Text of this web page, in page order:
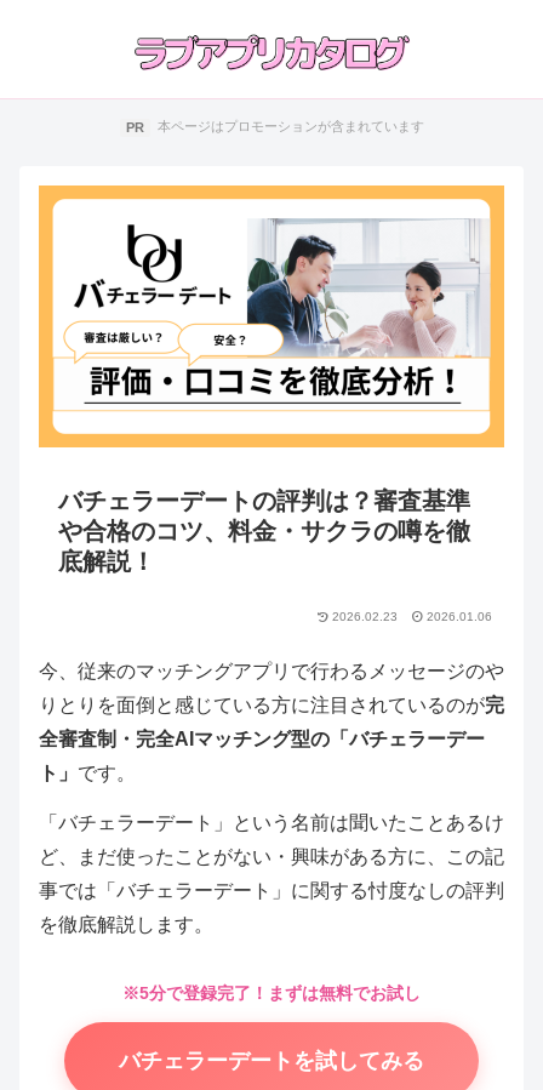
本ページはプロモーションが含まれています
バチェラーデートの評判は？審査基準
や合格のコツ、料金・サクラの噂を徹
底解説！
2026.02.23 2026.01.06
今、従来のマッチングアプリで行わるメッセージのや
りとりを面倒と感じている方に注目されているのが完
全審査制・完全AIマッチング型の「バチェラーデー
ト」 です。
「バチェラーデート」という名前は聞いたことあるけ
ど、まだ使ったことがない・興味がある方に、この記
事では「バチェラーデート」に関する忖度なしの評判
を徹底解説します。
※5分で登録完了！まずは無料でお試し
バチェラーデートを試してみる